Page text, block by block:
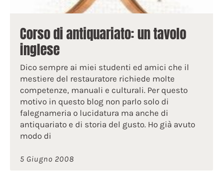
Corso di antiquariato: un tavolo
inglese
Dico sempre ai miei studenti ed amici che il
mestiere del restauratore richiede molte
competenze, manuali e culturali. Per questo
motivo in questo blog non parlo solo di
falegnameria o lucidatura ma anche di
antiquariato e di storia del gusto. Ho già avuto
modo di
5 Giugno 2008